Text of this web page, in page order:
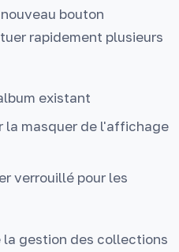
bouton
rapidement plusieurs
existant
la masquer de l'affichage
verrouillé pour les
gestion des collections